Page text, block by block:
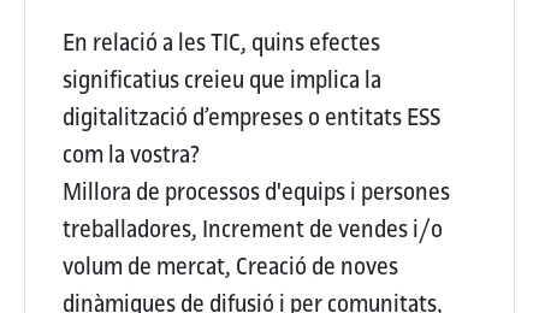
En relació a les TIC, quins efectes
significatius creieu que implica la
digitalització d’empreses o entitats ESS
com la vostra?
Millora de processos d'equips i persones
treballadores, Increment de vendes i/o
volum de mercat, Creació de noves
dinàmiques de difusió i per comunitats,